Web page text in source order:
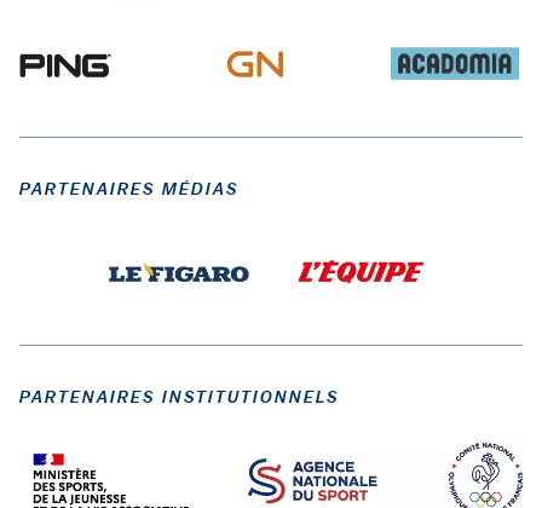
PARTENAIRES MÉDIAS
PARTENAIRES INSTITUTIONNELS